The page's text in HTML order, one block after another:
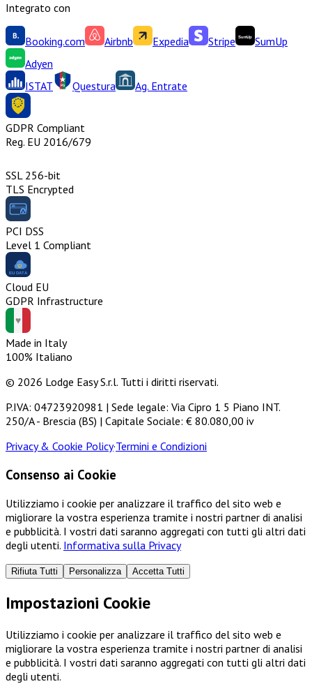
Integrato con
Booking.com Airbnb Expedia Stripe
SumUp
Adyen
ISTAT
Questura Ag. Entrate
GDPR Compliant
Reg. EU 2016/679
SSL 256-bit
TLS Encrypted
PCI DSS
Level 1 Compliant
Cloud EU
GDPR Infrastructure
Made in Italy
100% Italiano
© 2026 Lodge Easy S.r.l. Tutti i diritti riservati.
P.IVA: 04723920981 | Sede legale: Via Cipro 1 5 Piano INT.
250/A - Brescia (BS) | Capitale Sociale: € 80.080,00 iv
Privacy & Cookie Policy·Termini e Condizioni
Consenso ai Cookie
Utilizziamo i cookie per analizzare il traffico del sito web e
migliorare la vostra esperienza tramite i nostri partner di analisi
e pubblicità. I vostri dati saranno aggregati con tutti gli altri dati
degli utenti. Informativa sulla Privacy
Rifiuta Tutti Personalizza Accetta Tutti
Impostazioni Cookie
Utilizziamo i cookie per analizzare il traffico del sito web e
migliorare la vostra esperienza tramite i nostri partner di analisi
e pubblicità. I vostri dati saranno aggregati con tutti gli altri dati
degli utenti.